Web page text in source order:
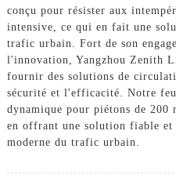
conçu pour résister aux
intensive, ce qui en fait une
trafic urbain. Fort de son
l'innovation, Yangzhou Zenith
fournir des solutions de
sécurité et l'efficacité. Notre
dynamique pour piétons de 200
en offrant une solution fiable et
moderne du trafic urbain.